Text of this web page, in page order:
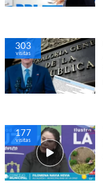
303
visitas
177
visitas